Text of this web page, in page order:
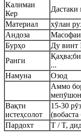
Калимаи
Кер
Дастаки
Материал
хӯлаи
Андоза
Бурҳо
Ду винт
Ранги
...
Намуна
Озод
Аммо
Вақти
истеҳсолот
15-30
Пардохт
T / T,